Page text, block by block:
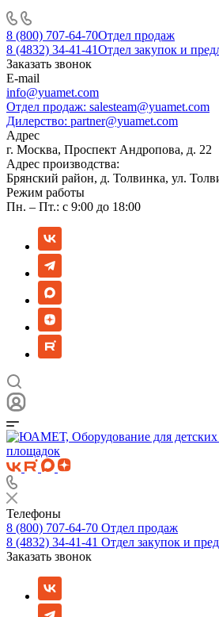
8 (800) 707-64-70Отдел продаж
8 (4832) 34-41-41Отдел закупок и
Заказать звонок
E-mail
info@yuamet.com
Отдел продаж: salesteam@yuamet.com
Дилерство: partner@yuamet.com
Адрес
г. Москва, Проспект Андропова, д. 22
Адрес производства:
Брянский район, д. Толвинка, ул.
Режим работы
Пн. – Пт.: с 9:00 до 18:00
Телефоны
8 (800) 707-64-70 Отдел продаж
8 (4832) 34-41-41 Отдел закупок и
Заказать звонок